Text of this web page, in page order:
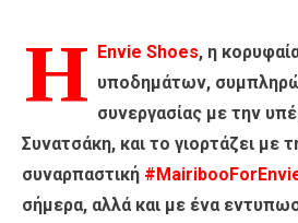
Η Envie Shoes, η
υποδημάτων,
συνεργασίας με την
Συνατσάκη, και το γιορτάζει με
συναρπαστική
σήμερα, αλλά και με ένα